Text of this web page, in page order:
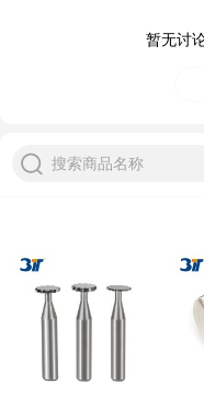
暂无讨
搜索商品名称